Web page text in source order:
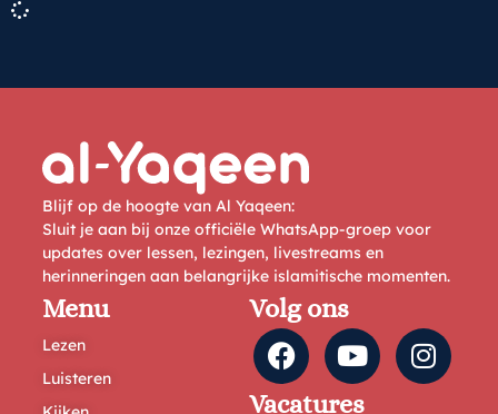
Blijf op de hoogte van Al Yaqeen:
Sluit je aan bij onze officiële WhatsApp-groep voor
updates over lessen, lezingen, livestreams en
herinneringen aan belangrijke islamitische momenten.
Menu
Lezen
Luisteren
Volg ons
Vacatures